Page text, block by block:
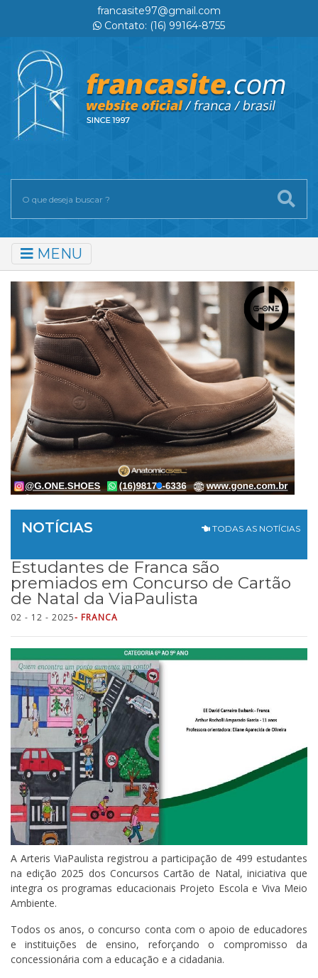
francasite97@gmail.com
Contato: (16) 99164-8755
MENU
NOTÍCIAS TODAS AS NOTÍCIAS
Estudantes de Franca são
premiados em Concurso de Cartão
de Natal da ViaPaulista
02 - 12 - 2025- FRANCA
A Arteris ViaPaulista registrou a participação de 499 estudantes
na edição 2025 dos Concursos Cartão de Natal, iniciativa que
integra os programas educacionais Projeto Escola e Viva Meio
Ambiente.
Todos os anos, o concurso conta com o apoio de educadores
e instituições de ensino, reforçando o compromisso da
concessionária com a educação e a cidadania.